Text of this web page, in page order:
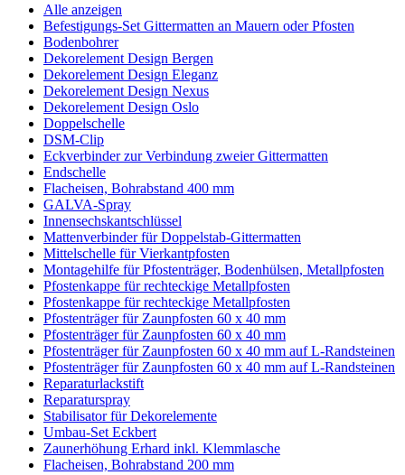
Alle anzeigen
Befestigungs-Set Gittermatten an Mauern oder Pfosten
Bodenbohrer
Dekorelement Design Bergen
Dekorelement Design Eleganz
Dekorelement Design Nexus
Dekorelement Design Oslo
Doppelschelle
DSM-Clip
Eckverbinder zur Verbindung zweier Gittermatten
Endschelle
Flacheisen, Bohrabstand 400 mm
GALVA-Spray
Innensechskantschlüssel
Mattenverbinder für Doppelstab-Gittermatten
Mittelschelle für Vierkantpfosten
Montagehilfe für Pfostenträger, Bodenhülsen, Metallpfosten
Pfostenkappe für rechteckige Metallpfosten
Pfostenkappe für rechteckige Metallpfosten
Pfostenträger für Zaunpfosten 60 x 40 mm
Pfostenträger für Zaunpfosten 60 x 40 mm
Pfostenträger für Zaunpfosten 60 x 40 mm auf L-Randsteinen
Pfostenträger für Zaunpfosten 60 x 40 mm auf L-Randsteinen
Reparaturlackstift
Reparaturspray
Stabilisator für Dekorelemente
Umbau-Set Eckbert
Zaunerhöhung Erhard inkl. Klemmlasche
Flacheisen, Bohrabstand 200 mm